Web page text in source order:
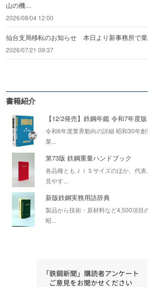
山の機...
2026/08/04 12:00
仙台支局移転のお知らせ 本日より新事務所で
2026/07/21 09:37
書籍紹介
【12/2発売】鉄鋼年鑑 令和7年度版
令和6年度業界動向の詳細 昭和30年
業...
第73版 鉄鋼重量ハンドブック
各品種ともＪＩＳサイズのほか、代
見やす...
新版鉄鋼実務用語辞典
製品から技術・原材料など4,500項目
昭...